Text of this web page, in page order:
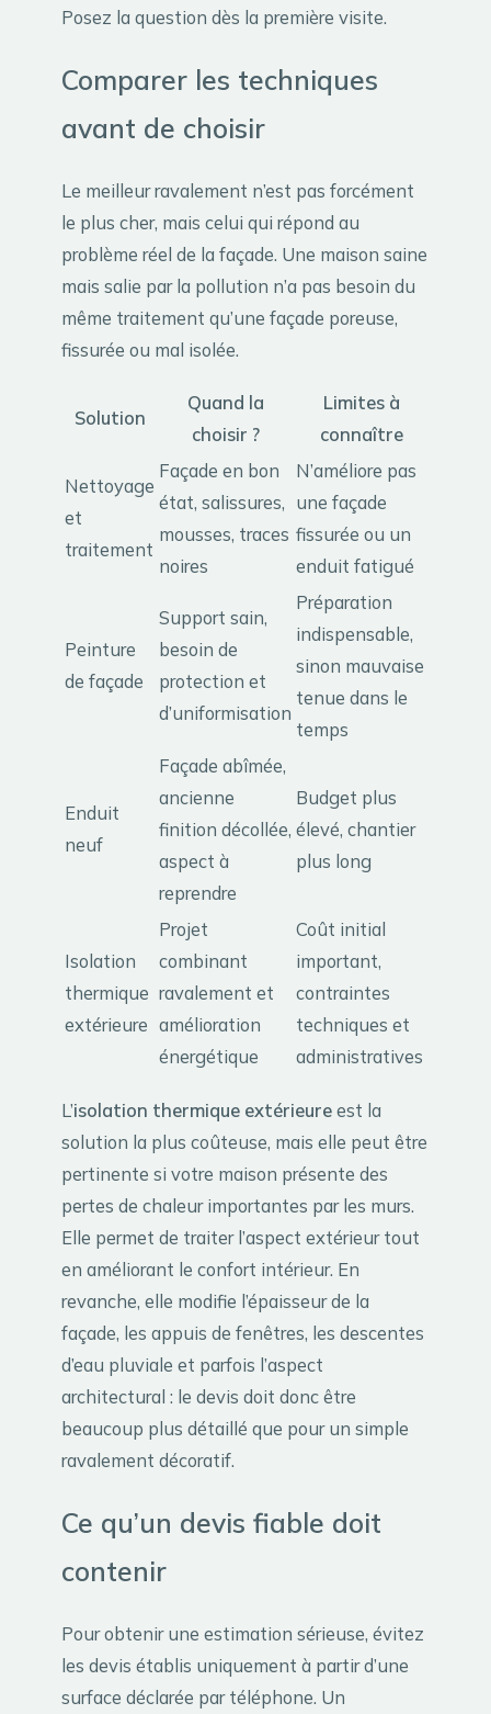
Posez la question dès la première visite.
Comparer les techniques
avant de choisir
Le meilleur ravalement n’est pas forcément
le plus cher, mais celui qui répond au
problème réel de la façade. Une maison saine
mais salie par la pollution n’a pas besoin du
même traitement qu’une façade poreuse,
fissurée ou mal isolée.
Solution
Quand la
choisir ?
Limites à
connaître
Nettoyage
et
traitement
Façade en bon
état, salissures,
mousses, traces
noires
N’améliore pas
une façade
fissurée ou un
enduit fatigué
Peinture
de façade
Support sain,
besoin de
protection et
d’uniformisation
Préparation
indispensable,
sinon mauvaise
tenue dans le
temps
Enduit
neuf
Façade abîmée,
ancienne
finition décollée,
aspect à
reprendre
Budget plus
élevé, chantier
plus long
Isolation
thermique
extérieure
Projet
combinant
ravalement et
amélioration
énergétique
Coût initial
important,
contraintes
techniques et
administratives
L’isolation thermique extérieureest la
solution la plus coûteuse, mais elle peut être
pertinente si votre maison présente des
pertes de chaleur importantes par les murs.
Elle permet de traiter l’aspect extérieur tout
en améliorant le confort intérieur. En
revanche, elle modifie l’épaisseur de la
façade, les appuis de fenêtres, les descentes
d’eau pluviale et parfois l’aspect
architectural : le devis doit donc être
beaucoup plus détaillé que pour un simple
ravalement décoratif.
Ce qu’un devis fiable doit
contenir
Pour obtenir une estimation sérieuse, évitez
les devis établis uniquement à partir d’une
surface déclarée par téléphone. Un